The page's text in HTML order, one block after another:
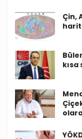
Çin,